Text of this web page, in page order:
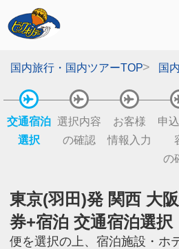
国内旅行・国内ツアーTOP 国
交通宿泊
選択
選択内容
の確認
お客様
情報入力
申
の
東京(羽田)発 関西 大
券+宿泊 交通宿泊選択
便を選択の上、宿泊施設・ホ